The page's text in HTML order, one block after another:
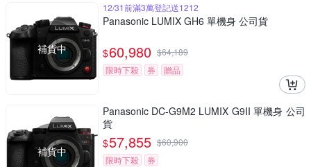
補貨中
12/31前滿3萬登記送1212
Panasonic LUMIX GH6 單機身 公司貨
$60,980 $64,189
限時下殺
券 贈品
補貨中
Panasonic DC-G9M2 LUMIX G9II 單機身 公司
貨
$57,855 $60,900
限時下殺
券